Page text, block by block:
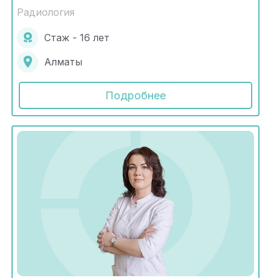
Радиология
Стаж - 16 лет
Алматы
Подробнее